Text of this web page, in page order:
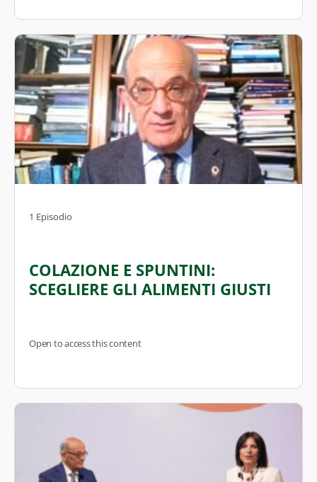
1 Episodio
COLAZIONE E SPUNTINI:
SCEGLIERE GLI ALIMENTI GIUSTI
Open to access this content